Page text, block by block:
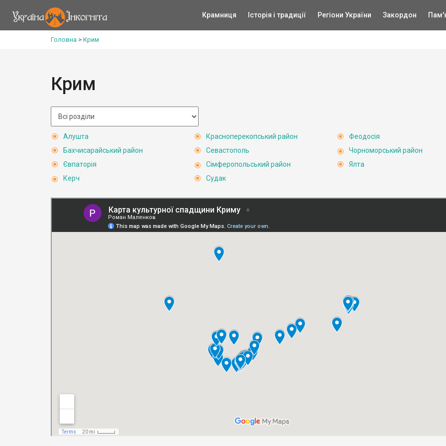
Крамниця Історія і традиції Регіони України Закордон
Головна > Крим
Крим
Алушта
Бахчисарайський район
Євпаторія
Керч
Красноперекопський район
Севастополь
Сімферопольський район
Судак
Феодосія
Чорноморський район
Ялта